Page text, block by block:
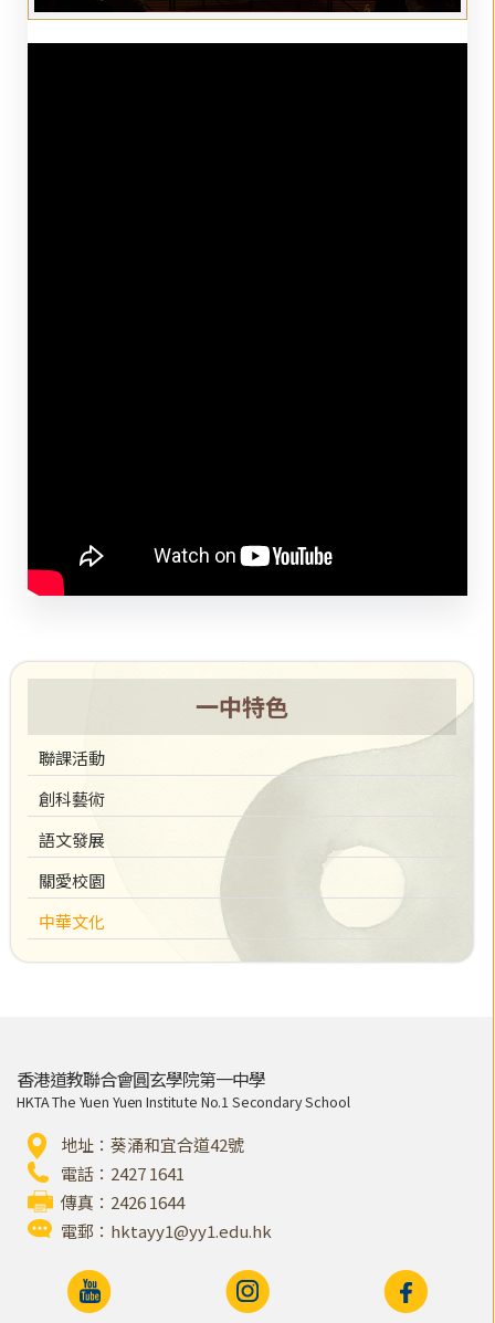
一中特色
聯課活動
創科藝術
語文發展
關愛校園
中華文化
香港道教聯合會圓玄學院第一中學
HKTA The Yuen Yuen Institute No.1 Secondary School
地址：葵涌和宜合道42號
電話：2427 1641
傳真：2426 1644
電郵： hktayy1@yy1.edu.hk